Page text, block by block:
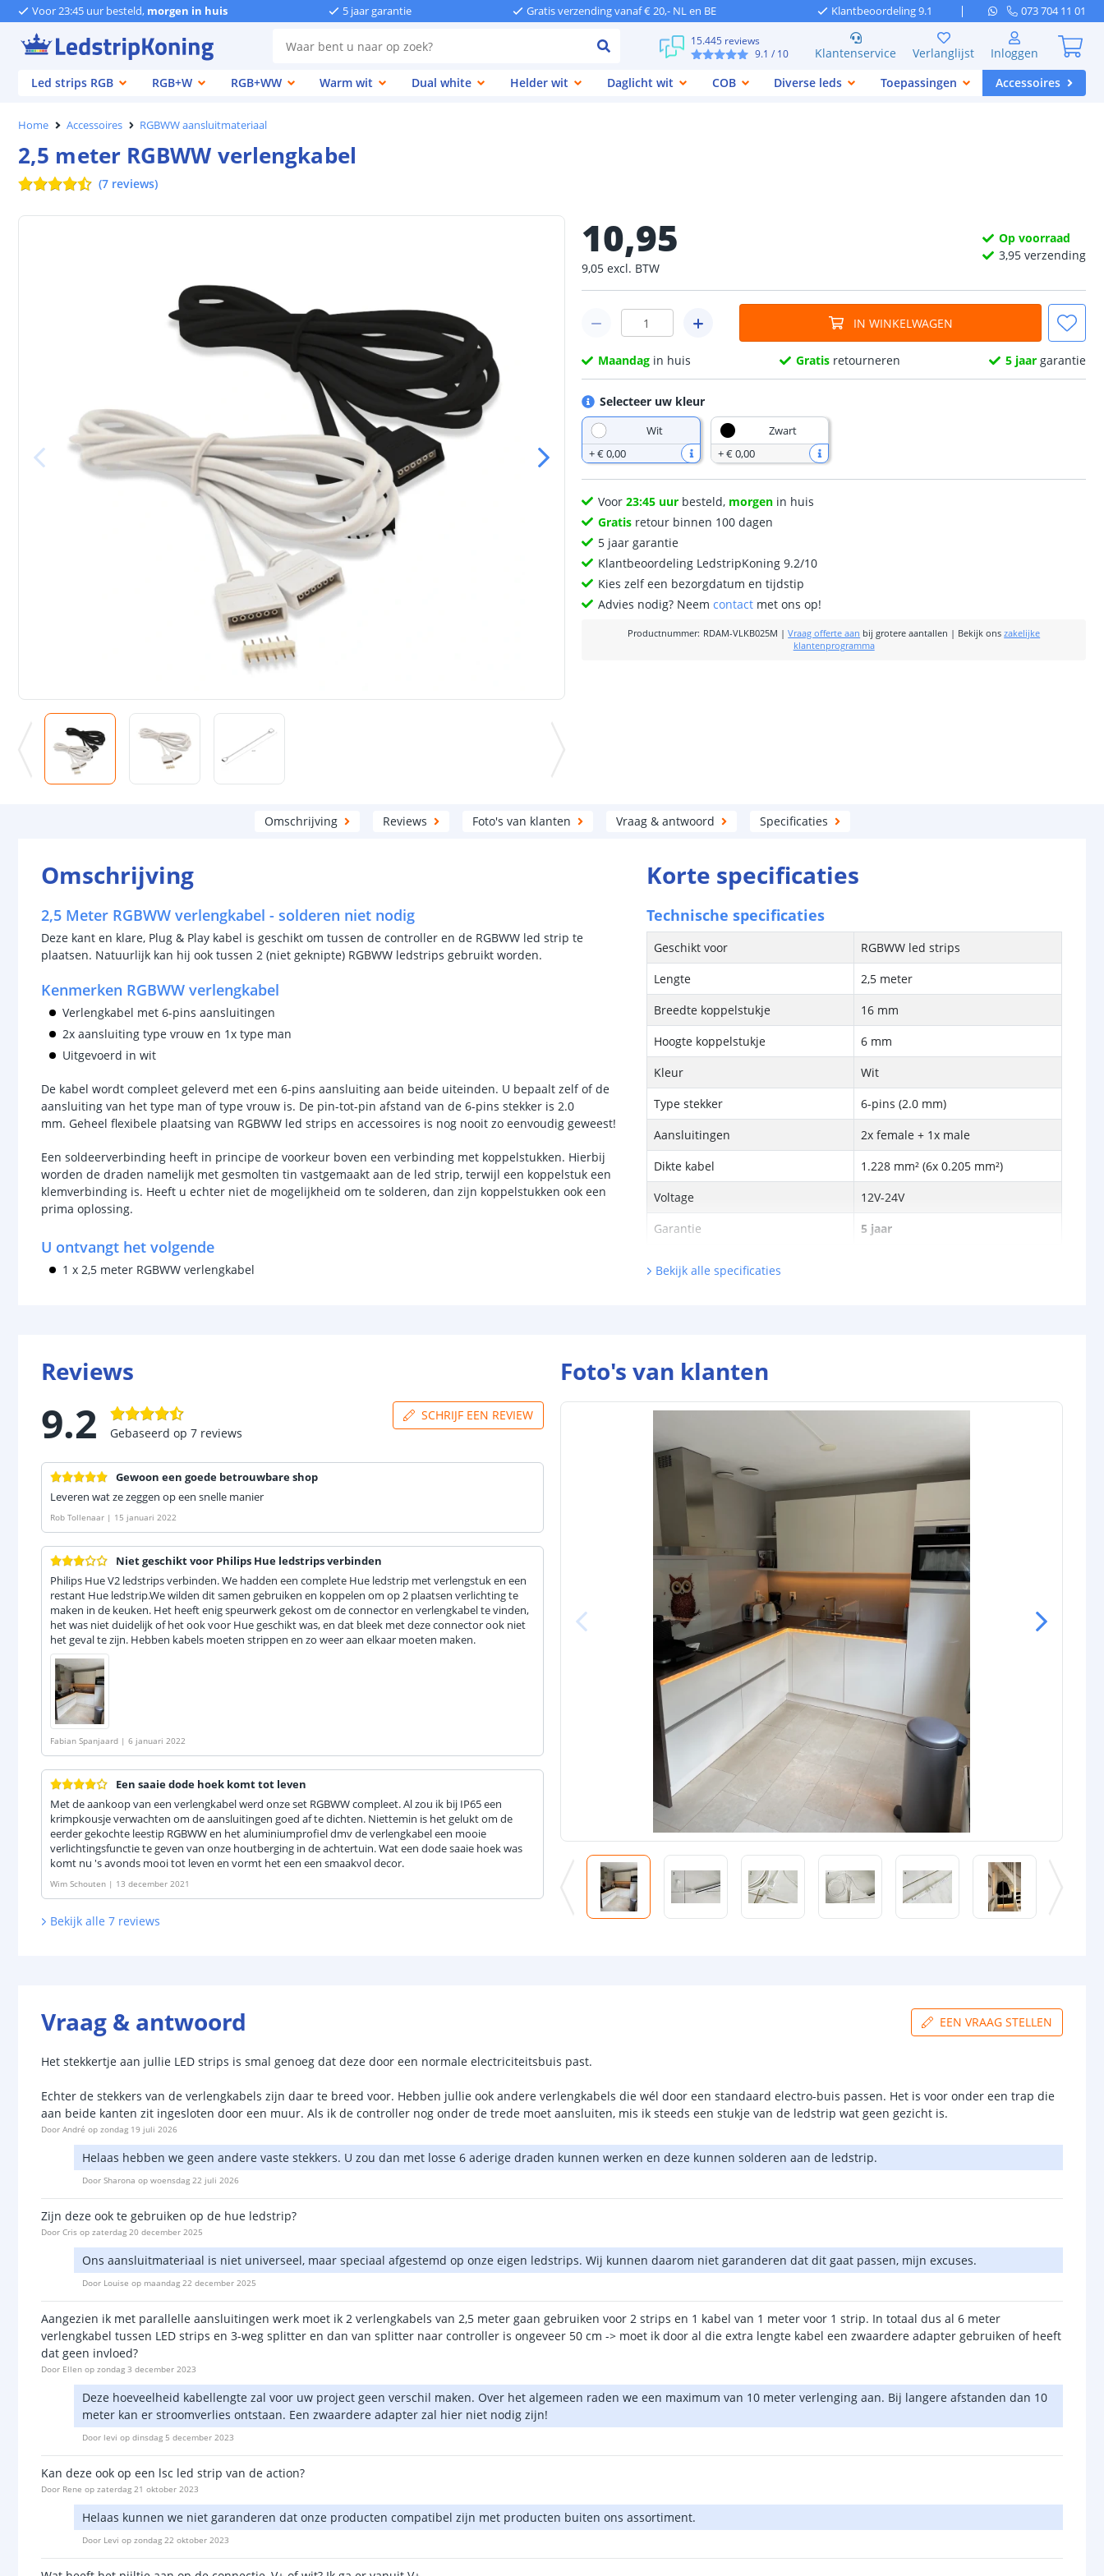
Voor 23:45 uur besteld, morgen in huis 5 jaar garantie Gratis verzending vanaf € 20,- NL en BE Klantbeoordeling 9.1 073 704 11 01
15.445 reviews
9.1 / 10 Klantenservice Verlanglijst
Inloggen
Led strips RGB
RGB+W RGB+WW Warm wit Dual white Helder wit Daglicht wit COB Diverse leds Toepassingen Accessoires
Home Accessoires RGBWW aansluitmateriaal
2,5 meter RGBWW verlengkabel
(7 reviews)
10,95
9,05 excl. BTW
Op voorraad
3,95 verzending
IN WINKELWAGEN
Maandag in huis Gratis retourneren 5 jaargarantie
Selecteer uw kleur
Wit
+€ 0,00
Zwart
+€ 0,00
Voor23:45 uur besteld, morgen in huis
Gratis retour binnen 100 dagen
5 jaar garantie
Klantbeoordeling LedstripKoning 9.2/10
Kies zelf een bezorgdatum en tijdstip
Advies nodig? Neemcontact met ons op!
Productnummer: RDAM-VLKB025M |Vraag offerte aan bij grotere aantallen | Bekijk ons zakelijke
klantenprogramma
Omschrijving Reviews Foto's van klanten Vraag & antwoord Specificaties
Omschrijving
2,5 Meter RGBWW verlengkabel - solderen niet nodig
Deze kant en klare, Plug & Play kabel is geschikt om tussen de controller en de RGBWW led strip te
plaatsen. Natuurlijk kan hij ook tussen 2 (niet geknipte) RGBWW ledstrips gebruikt worden.
Kenmerken RGBWW verlengkabel
Verlengkabel met 6-pins aansluitingen
2x aansluiting type vrouw en 1x type man
Uitgevoerd in wit
De kabel wordt compleet geleverd met een 6-pins aansluiting aan beide uiteinden. U bepaalt zelf of de
aansluiting van het type man of type vrouw is. De pin-tot-pin afstand van de 6-pins stekker is 2.0
mm. Geheel flexibele plaatsing van RGBWW led strips en accessoires is nog nooit zo eenvoudig geweest!
Een soldeerverbinding heeft in principe de voorkeur boven een verbinding met koppelstukken. Hierbij
worden de draden namelijk met gesmolten tin vastgemaakt aan de led strip, terwijl een koppelstuk een
klemverbinding is. Heeft u echter niet de mogelijkheid om te solderen, dan zijn koppelstukken ook een
prima oplossing.
U ontvangt het volgende
1 x 2,5 meter RGBWW verlengkabel
Korte specificaties
Technische specificaties
Geschikt voor
RGBWW led strips
Lengte
2,5 meter
Breedte koppelstukje
16 mm
Hoogte koppelstukje
6 mm
Kleur
Wit
Type stekker
6-pins (2.0 mm)
Aansluitingen
2x female + 1x male
Dikte kabel
1.228 mm² (6x 0.205 mm²)
Voltage
12V-24V
Garantie
5 jaar
Geschikt voor maximale lengte
Prime led strip
Bekijk alle specificaties
Reviews
9.2 Gebaseerd op 7 reviews
SCHRIJF EEN REVIEW
Gewoon een goede betrouwbare shop
Leveren wat ze zeggen op een snelle manier
Rob Tollenaar | 15 januari 2022
Niet geschikt voor Philips Hue ledstrips verbinden
Philips Hue V2 ledstrips verbinden. We hadden een complete Hue ledstrip met verlengstuk en een
restant Hue ledstrip.We wilden dit samen gebruiken en koppelen om op 2 plaatsen verlichting te
maken in de keuken. Het heeft enig speurwerk gekost om de connector en verlengkabel te vinden,
het was niet duidelijk of het ook voor Hue geschikt was, en dat bleek met deze connector ook niet
het geval te zijn. Hebben kabels moeten strippen en zo weer aan elkaar moeten maken.
Fabian Spanjaard | 6 januari 2022
Een saaie dode hoek komt tot leven
Met de aankoop van een verlengkabel werd onze set RGBWW compleet. Al zou ik bij IP65 een
krimpkousje verwachten om de aansluitingen goed af te dichten. Niettemin is het gelukt om de
eerder gekochte leestip RGBWW en het aluminiumprofiel dmv de verlengkabel een mooie
verlichtingsfunctie te geven van onze houtberging in de achtertuin. Wat een dode saaie hoek was
komt nu 's avonds mooi tot leven en vormt het een een smaakvol decor.
Wim Schouten | 13 december 2021
Bekijk alle 7 reviews
Foto's van klanten
Vraag & antwoord EEN VRAAG STELLEN
Het stekkertje aan jullie LED strips is smal genoeg dat deze door een normale electriciteitsbuis past.
Echter de stekkers van de verlengkabels zijn daar te breed voor. Hebben jullie ook andere verlengkabels die wél door een standaard electro-buis passen. Het is voor onder een trap die
aan beide kanten zit ingesloten door een muur. Als ik de controller nog onder de trede moet aansluiten, mis ik steeds een stukje van de ledstrip wat geen gezicht is.
Door André op zondag 19 juli 2026
Helaas hebben we geen andere vaste stekkers. U zou dan met losse 6 aderige draden kunnen werken en deze kunnen solderen aan de ledstrip.
Door Sharona op woensdag 22 juli 2026
Zijn deze ook te gebruiken op de hue ledstrip?
Door Cris op zaterdag 20 december 2025
Ons aansluitmateriaal is niet universeel, maar speciaal afgestemd op onze eigen ledstrips. Wij kunnen daarom niet garanderen dat dit gaat passen, mijn excuses.
Door Louise op maandag 22 december 2025
Aangezien ik met parallelle aansluitingen werk moet ik 2 verlengkabels van 2,5 meter gaan gebruiken voor 2 strips en 1 kabel van 1 meter voor 1 strip. In totaal dus al 6 meter
verlengkabel tussen LED strips en 3-weg splitter en dan van splitter naar controller is ongeveer 50 cm -> moet ik door al die extra lengte kabel een zwaardere adapter gebruiken of heeft
dat geen invloed?
Door Ellen op zondag 3 december 2023
Deze hoeveelheid kabellengte zal voor uw project geen verschil maken. Over het algemeen raden we een maximum van 10 meter verlenging aan. Bij langere afstanden dan 10
meter kan er stroomverlies ontstaan. Een zwaardere adapter zal hier niet nodig zijn!
Door levi op dinsdag 5 december 2023
Kan deze ook op een lsc led strip van de action?
Door Rene op zaterdag 21 oktober 2023
Helaas kunnen we niet garanderen dat onze producten compatibel zijn met producten buiten ons assortiment.
Door Levi op zondag 22 oktober 2023